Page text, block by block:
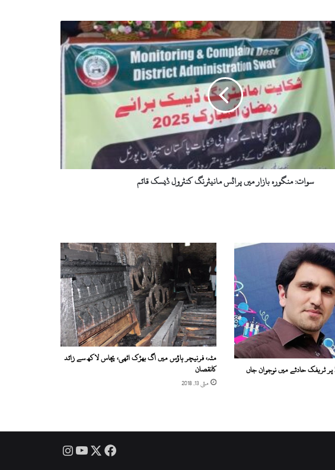
سوات: منگورہ بازار میں پرائس مانیٹرنگ کنٹرول ڈیسک قائم
پر ٹریفک حادثے میں نوجوان جاں
مٹہ، فرنیچر ہاؤس میں اگ بھڑک اٹھی، پچاس لاکھ سے زائد
کانقصان
مئی 13, 2018
Facebook
X
YouTube
Instagram